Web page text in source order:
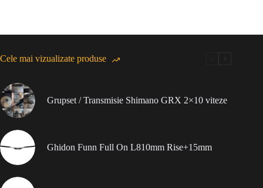
Cele mai vizualizate produse
Grupset / Transmisie Shimano GRX 2×10 viteze
Ghidon Funn Full On L810mm Rise+15mm